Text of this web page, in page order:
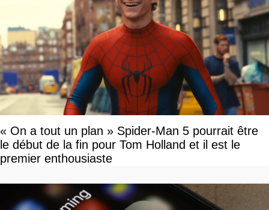
« On a tout un plan » Spider-Man 5 pourrait être
le début de la fin pour Tom Holland et il est le
premier enthousiaste